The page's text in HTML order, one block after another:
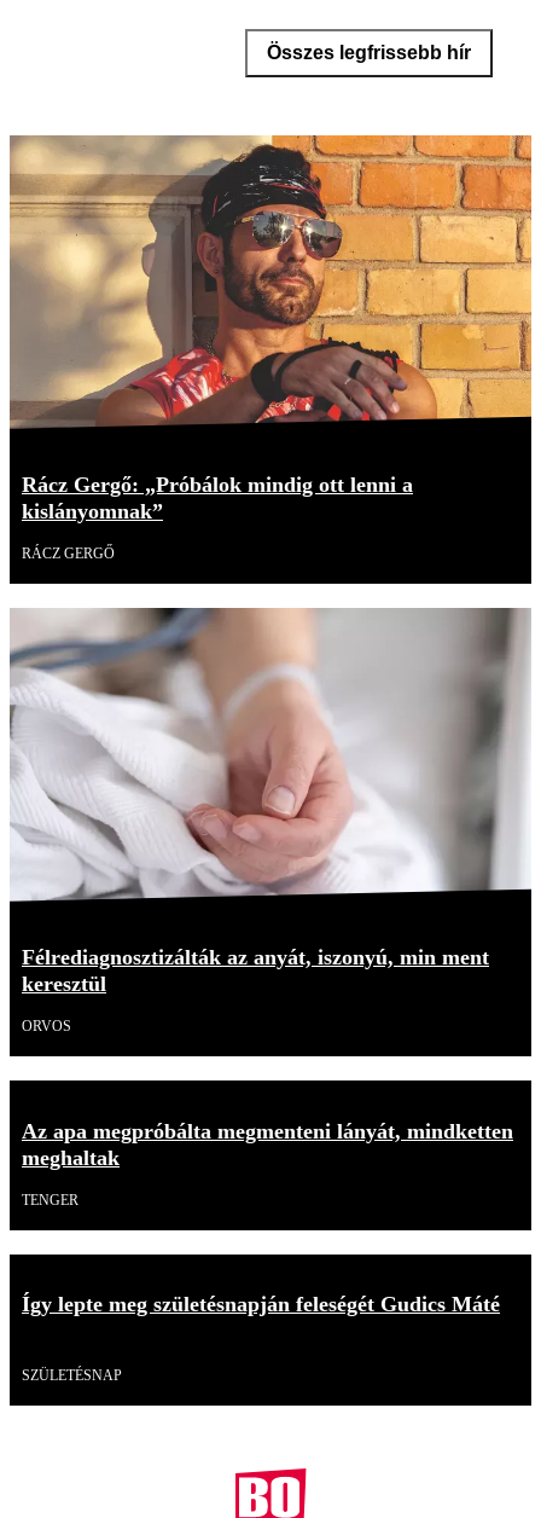
Összes legfrissebb hír
Rácz Gergő: „Próbálok mindig ott lenni a
kislányomnak”
RÁCZ GERGŐ
Félrediagnosztizálták az anyát, iszonyú, min ment
keresztül
ORVOS
Az apa megpróbálta megmenteni lányát, mindketten
meghaltak
TENGER
Így lepte meg születésnapján feleségét Gudics Máté
SZÜLETÉSNAP